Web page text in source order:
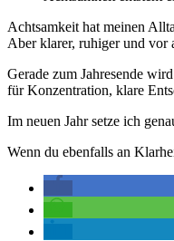
Achtsamkeit hat meinen
Aber klarer, ruhiger und vor
Gerade zum Jahresende
für Konzentration, klare
Im neuen Jahr setze ich
Wenn du ebenfalls an